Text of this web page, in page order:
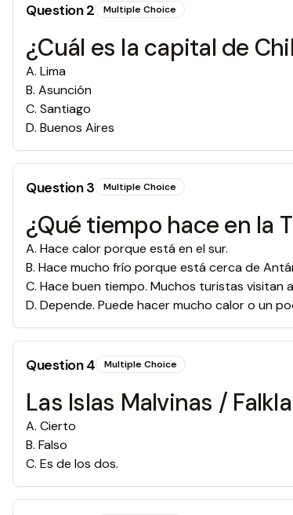
Question2 Multiple Choice
¿Cuál es la capital de
A. Lima
B. Asunción
C. Santiago
D. Buenos Aires
Question3 Multiple Choice
¿Qué tiempo hace en la
A. Hace calor porque está en el sur.
B. Hace mucho frío porque está cerca de
C. Hace buen tiempo. Muchos turistas visitan
D. Depende. Puede hacer mucho calor o un
Question4 Multiple Choice
Las Islas Malvinas /
A. Cierto
B. Falso
C. Es de los dos.